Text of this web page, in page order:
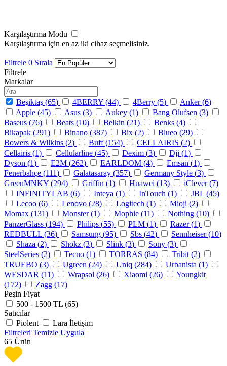
Karşılaştırma Modu
Karşılaştırma için en az iki cihaz seçmelisiniz.
Filtrele 0 Sırala
Filtrele
Markalar
Beşiktaş (65) 4BERRY (44) 4Berry (5) Anker (6)
Apple (45) Asus (3) Aukey (1) Bang Olufsen (3)
Baseus (76) Beats (10) Belkin (21) Benks (4)
Bikapak (291) Binano (387) Bix (2) Blueo (29)
Bowers & Wilkins (2) Buff (154) CELLAIRIS (2)
Cellairis (1) Cellularline (45) Dexim (3) Dji (1)
Dyson (1) E2M (262) EARLDOM (4) Emsan (1)
Fenerbahçe (111) Galatasaray (357) Germany Style (3)
GreenMNKY (294) Griffin (1) Huawei (13) iClever (7)
INFINITYLAB (6) Inteya (1) InTouch (1) JBL (45)
Lecoo (6) Lenovo (28) Logitech (1) Mioji (2)
Momax (131) Monster (1) Mophie (11) Nothing (10)
PanzerGlass (194) Philips (55) PLM (1) Razer (1)
REDBULL (36) Samsung (95) Sbs (42) Sennheiser (10)
Shaza (2) Shokz (3) Slink (3) Sony (3)
SteelSeries (2) Tecno (1) TORRAS (84) Tribit (2)
TRUEBO (3) Ugreen (24) Uniq (284) Urbanista (1)
WESDAR (11) Wrapsol (26) Xiaomi (26)
Youngkit
(172) Zagg (17)
Peşin Fiyat
500 - 1500 TL (65)
Satıcılar
Piolent
Lara İletişim
Filtreleri Temizle Uygula
65 Ürün